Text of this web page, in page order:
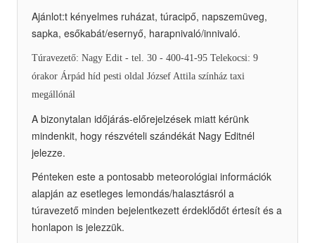
Ajánlot:t kényelmes ruházat, túracipő, napszemüveg,
sapka, esőkabát/esernyő, harapnivaló/innivaló.
Túravezető: Nagy Edit - tel. 30 - 400-41-95 Telekocsi: 9
órakor Árpád híd pesti oldal József Attila színház taxi
megállónál
A bizonytalan időjárás-előrejelzések miatt kérünk
mindenkit, hogy részvételi szándékát Nagy Editnél
jelezze.
Pénteken este a pontosabb meteorológiai információk
alapján az esetleges lemondás/halasztásról a
túravezető minden bejelentkezett érdeklődőt értesít és a
honlapon is jelezzük.